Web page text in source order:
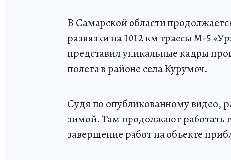
В Самарской области
развязки на 1012 км трассы М-5
представил уникальные кадры
полета в районе села Курумоч.
Судя по опубликованному видео,
зимой. Там продолжают работать
завершение работ на объекте